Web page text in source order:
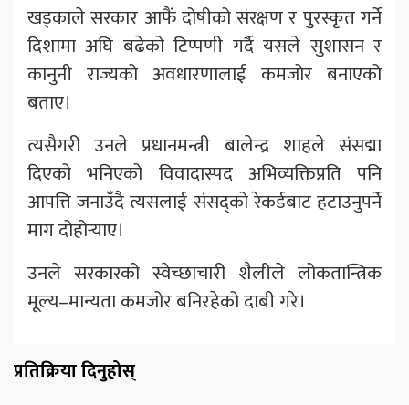
खड्काले सरकार आफैं दोषीको संरक्षण र पुरस्कृत गर्ने
दिशामा अघि बढेको टिप्पणी गर्दै यसले सुशासन र
कानुनी राज्यको अवधारणालाई कमजोर बनाएको
बताए।
त्यसैगरी उनले प्रधानमन्त्री बालेन्द्र शाहले संसद्मा
दिएको भनिएको विवादास्पद अभिव्यक्तिप्रति पनि
आपत्ति जनाउँदै त्यसलाई संसद्को रेकर्डबाट हटाउनुपर्ने
माग दोहोर्‍याए।
उनले सरकारको स्वेच्छाचारी शैलीले लोकतान्त्रिक
मूल्य–मान्यता कमजोर बनिरहेको दाबी गरे।
प्रतिक्रिया दिनुहोस्